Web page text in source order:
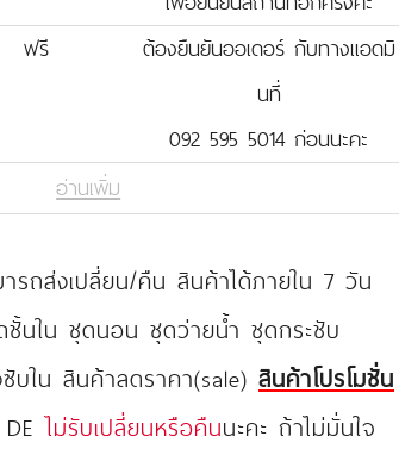
ฟรี
ต้องยืนยันออเดอร์ กับทางแอดมิ
นที่
092 595 5014 ก่อนนะคะ
อ่านเพิ่ม
ถส่งเปลี่ยน/คืน สินค้าได้ภายใน 7 วัน
ชั้นใน ชุดนอน ชุดว่ายน้ำ ชุดกระชับ
ใน สินค้าลดราคา(sale) สินค้าโปรโมชั่น
ไม่รับเปลี่ยนหรือคืนนะคะ ถ้าไม่มั่นใจ